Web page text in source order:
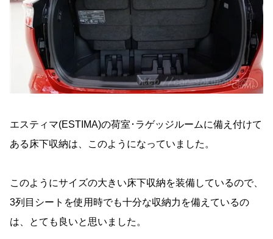
エスティマ(ESTIMA)の荷室･ラゲッジルームに備え付けて
ある床下収納は、このようになっていました。
このようにサイズの大きい床下収納を装備しているので、
3列目シートを使用時でも十分な収納力を備えているの
は、とても良いと思いました。